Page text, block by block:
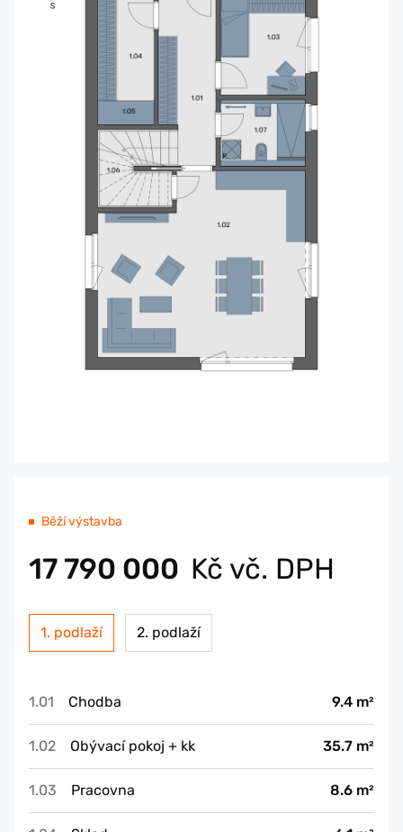
Běží výstavba
17 790 000 Kč vč. DPH
1. podlaží 2. podlaží
1.01 Chodba 9.4 m²
1.02 Obývací pokoj + kk 35.7 m²
1.03 Pracovna 8.6 m²